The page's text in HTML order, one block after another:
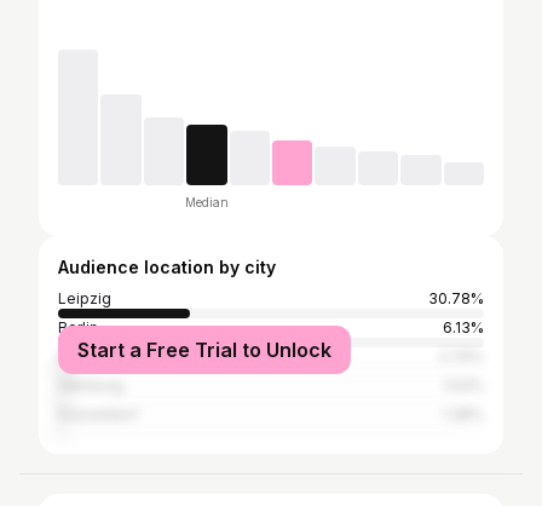
Median
Audience location by city
Leipzig
30.78%
Berlin
6.13%
Dresden
Start a Free Trial to Unlock